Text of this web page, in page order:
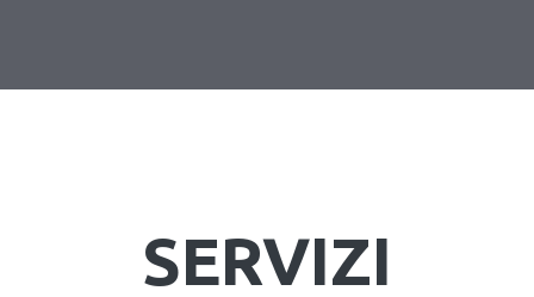
SERVIZI